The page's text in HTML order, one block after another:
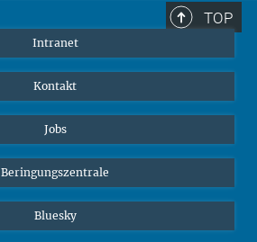
TOP
Intranet
Kontakt
Jobs
Beringungszentrale
Bluesky